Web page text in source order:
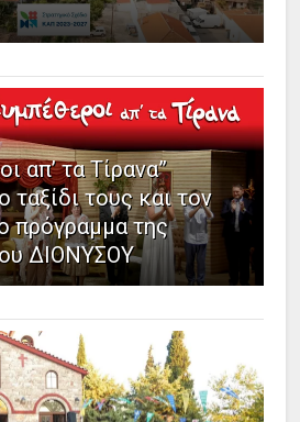
απ’ τα Τίρανα”
ταξίδι τους και τον
πρόγραμμα της
ΔΙΟΝΥΣΟΥ